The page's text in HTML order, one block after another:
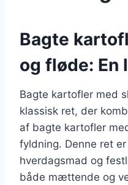
Bagte
og fløde:
Bagte kartofler med
klassisk ret, der
af bagte kartofler
fyldning. Denne ret
hverdagsmad og
både mættende og